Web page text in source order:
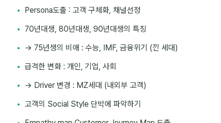
조은아
진나하
최지혜
Persona도출 : 고객 구체화, 채널선정
70년대생, 80년대생, 90년대생의 특징
→ 75년생의 비애 : 수능, IMF, 금융위기 (낀 세대)
급격한 변화 : 개인, 기업, 사회
→ Driver 변경 : MZ세대 (내외부 고객)
고객의 Social Style 단박에 파악하기